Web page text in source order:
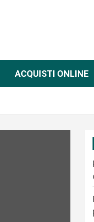
ACQUISTI ONLINE